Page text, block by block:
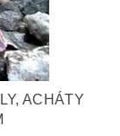
ACHÁTY